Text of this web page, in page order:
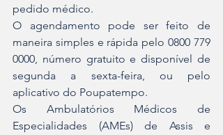
pedido médico.
O agendamento pode ser feito de
maneira simples e rápida pelo 0800 779
0000, número gratuito e disponível de
segunda a sexta-feira, ou pelo
aplicativo do Poupatempo.
Os Ambulatórios Médicos de
Especialidades (AMEs) de Assis e